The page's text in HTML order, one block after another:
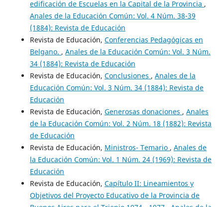
edificación de Escuelas en la Capital de la Provincia ,
Anales de la Educación Común: Vol. 4 Núm. 38-39
(1884): Revista de Educación
Revista de Educación, Conferencias Pedagógicas en
Belgano. , Anales de la Educación Común: Vol. 3 Núm.
34 (1884): Revista de Educación
Revista de Educación, Conclusiones , Anales de la
Educación Común: Vol. 3 Núm. 34 (1884): Revista de
Educación
Revista de Educación, Generosas donaciones , Anales
de la Educación Común: Vol. 2 Núm. 18 (1882): Revista
de Educación
Revista de Educación, Ministros- Temario , Anales de
la Educación Común: Vol. 1 Núm. 24 (1969): Revista de
Educación
Revista de Educación, Capítulo II: Lineamientos y
Objetivos del Proyecto Educativo de la Provincia de